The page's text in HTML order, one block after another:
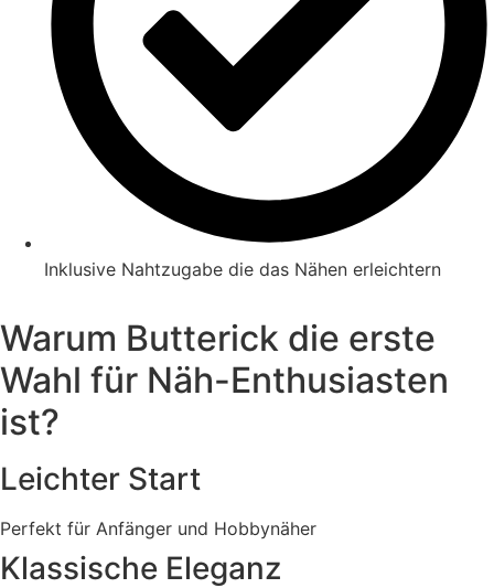
Inklusive Nahtzugabe die das Nähen erleichtern
Warum Butterick die erste
Wahl für Näh-Enthusiasten
ist?
Leichter Start
Perfekt für Anfänger und Hobbynäher
Klassische Eleganz